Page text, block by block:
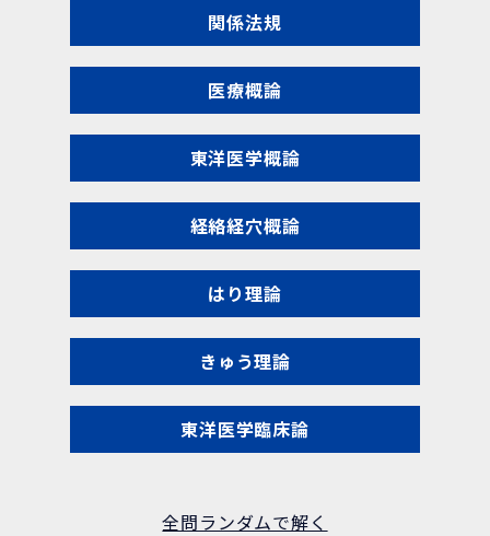
関係法規
医療概論
東洋医学概論
経絡経穴概論
はり理論
きゅう理論
東洋医学臨床論
全問ランダムで解く